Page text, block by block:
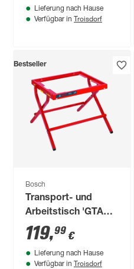
Lieferung nach Hause
Verfügbar in Troisdorf
Bestseller
Bosch
Transport- und
Arbeitstisch 'GTA
6000'
119,99 €
Lieferung nach Hause
Verfügbar in Troisdorf